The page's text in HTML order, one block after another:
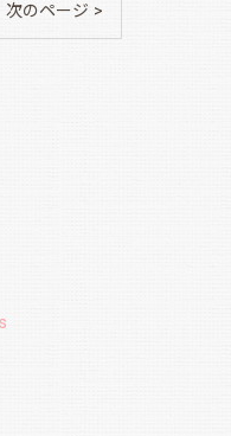
次のページ >